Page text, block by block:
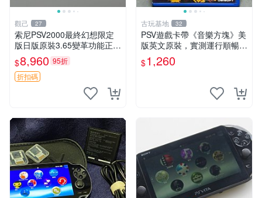
觀己 27
索尼PSV2000最終幻想限定
版日版原裝3.65變革功能正常
背面小劃痕磨損 實物圖可查
限量珍藏 畫集 游戲機
$8,960 95折
折扣碼
古玩基地 32
PSV遊戲卡帶《音樂方塊》美
版英文原裝，實測運行順暢，
圖示成色真實呈現，拍下即視
同確認。 音樂方塊 PSV 游戲
$1,260